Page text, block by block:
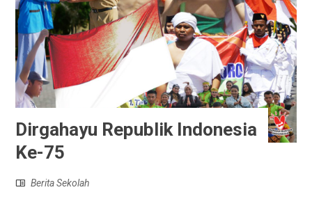
Dirgahayu Republik Indonesia
Ke-75
Berita Sekolah